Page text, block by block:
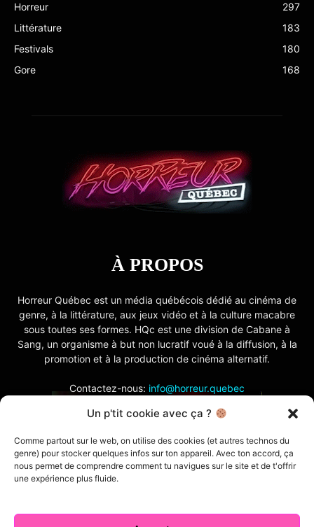
Un p'tit cookie avec ça ?
Comme partout sur le web, on utilise des cookies (et autres technos du
genre) pour stocker quelques infos sur ton appareil. Avec ton accord, ça
nous permet de comprendre comment tu navigues sur le site et de t'offrir
une expérience plus fluide.
Horreur
297
Littérature
183
Festivals
180
Gore
168
À PROPOS
Horreur Québec est un média québécois dédié au cinéma de
genre, à la littérature, aux jeux vidéo et à la culture macabre
sous toutes ses formes. HQc est une division de Cabane à
Sang, un organisme à but non lucratif voué à la diffusion, à la
promotion et à la production de cinéma alternatif.
Contactez-nous: info@horreur.quebec
SUIVEZ NOUS